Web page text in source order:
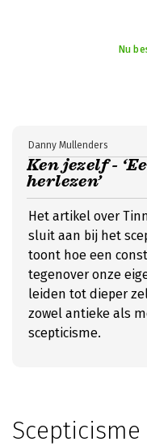
Nu
Ken jezelf -
herlezen’
Danny Mullenders
Het artikel over
sluit aan bij het
toont hoe een
tegenover onze
leiden tot dieper
zowel antieke als
scepticisme.